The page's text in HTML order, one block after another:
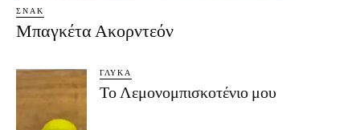
ΣΝΑΚ
Μπαγκέτα Ακορντεόν
ΓΛΥΚΆ
Το Λεμονομπισκοτένιο μου